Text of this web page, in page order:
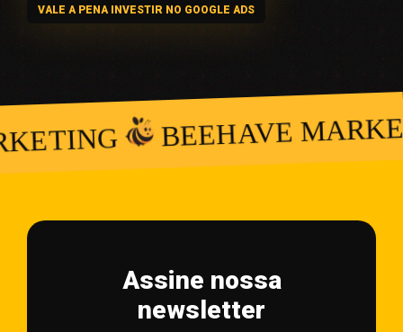
VALE A PENA INVESTIR NO GOOGLE ADS
BEEHAVE MARKETING
Assine nossa
newsletter